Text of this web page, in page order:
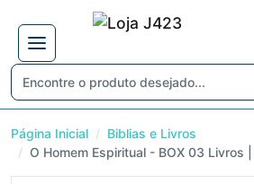
Página Inicial
Biblias e Livros
O Homem Espiritual - BOX 03 Livros